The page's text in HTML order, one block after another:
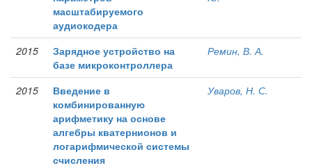
масштабируемого
аудиокодера
2015
Зарядное устройство на
базе микроконтроллера
Ремин, В. А.
2015
Введение в
комбинированную
арифметику на основе
алгебры кватернионов и
логарифмической системы
счисления
Уваров, Н. С.